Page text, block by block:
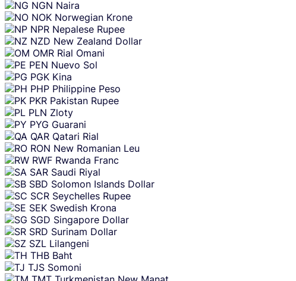
NGN Naira
NOK Norwegian Krone
NPR Nepalese Rupee
NZD New Zealand Dollar
OMR Rial Omani
PEN Nuevo Sol
PGK Kina
PHP Philippine Peso
PKR Pakistan Rupee
PLN Zloty
PYG Guarani
QAR Qatari Rial
RON New Romanian Leu
RWF Rwanda Franc
SAR Saudi Riyal
SBD Solomon Islands Dollar
SCR Seychelles Rupee
SEK Swedish Krona
SGD Singapore Dollar
SRD Surinam Dollar
SZL Lilangeni
THB Baht
TJS Somoni